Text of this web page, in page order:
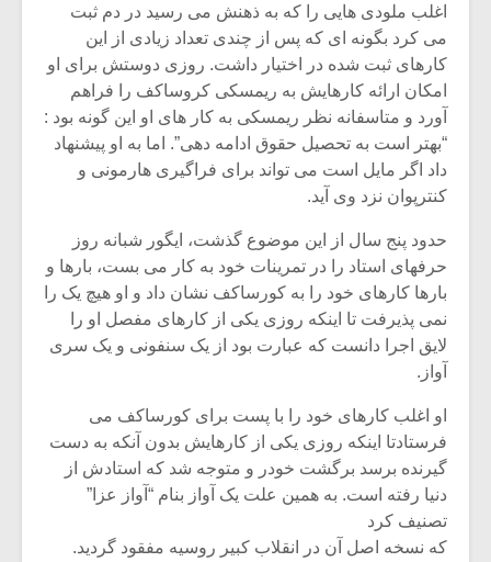
اغلب ملودی هایی را که به ذهنش می رسید در دم ثبت
می کرد بگونه ای که پس از چندی تعداد زیادی از این
کارهای ثبت شده در اختیار داشت. روزی دوستش برای او
امکان ارائه کارهایش به ریمسکی کروساکف را فراهم
آورد و متاسفانه نظر ریمسکی به کار های او این گونه بود :
“بهتر است به تحصیل حقوق ادامه دهی”. اما به او پیشنهاد
داد اگر مایل است می تواند برای فراگیری هارمونی و
کنترپوان نزد وی آید.
حدود پنج سال از این موضوع گذشت، ایگور شبانه روز
حرفهای استاد را در تمرینات خود به کار می بست، بارها و
بارها کارهای خود را به کورساکف نشان داد و او هیچ یک را
نمی پذیرفت تا اینکه روزی یکی از کارهای مفصل او را
لایق اجرا دانست که عبارت بود از یک سنفونی و یک سری
آواز.
او اغلب کارهای خود را با پست برای کورساکف می
فرستادتا اینکه روزی یکی از کارهایش بدون آنکه به دست
گیرنده برسد برگشت خودر و متوجه شد که استادش از
دنیا رفته است. به همین علت یک آواز بنام “آواز عزا”
تصنیف کرد
که نسخه اصل آن در انقلاب کبیر روسیه مفقود گردید.
یادداشتی بر موسیقی
متن فیلم «متری
شیش و نیم»
اگر نمی توانی
بدنام ترین باش
موسیقی
موسیقی
برگزار